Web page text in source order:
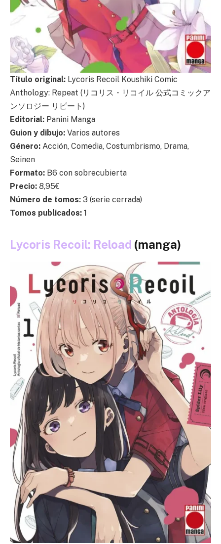
Título original: Lycoris Recoil Koushiki Comic
Anthology: Repeat (リコリス・リコイル 公式コミックア
ンソロジー リピート)
Editorial: Panini Manga
Guion y dibujo: Varios autores
Género: Acción, Comedia, Costumbrismo, Drama,
Seinen
Formato: B6 con sobrecubierta
Precio: 8,95€
Número de tomos: 3 (serie cerrada)
Tomos publicados: 1
Lycoris Recoil: Reload (manga)